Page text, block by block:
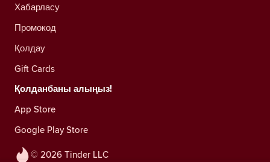
© 2026 Tinder LLC
Хабарласу
Промокод
Қолдау
Gift Cards
Қолданбаны алыңыз!
App Store
Google Play Store